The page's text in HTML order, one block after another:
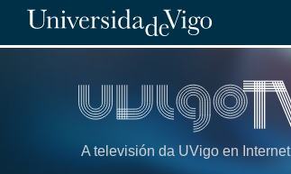
A televisión da UVigo en Internet